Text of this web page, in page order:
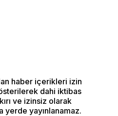
haber içerikleri izin
dahi iktibas
ve izinsiz olarak
yerde yayınlanamaz.